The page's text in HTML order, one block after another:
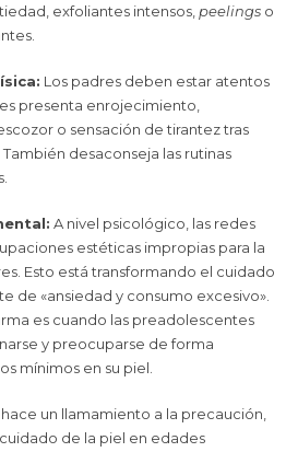
exfoliantes intensos,peelingso
Los padres deben estar atentos
presenta enrojecimiento,
o sensación de tirantez tras
desaconseja las rutinas
A nivel psicológico, las redes
estéticas impropias para la
Esto está transformando el cuidado
de «ansiedad y consumo excesivo».
es cuando las preadolescentes
y preocuparse de forma
mínimos en su piel.
un llamamiento a la precaución,
de la piel en edades